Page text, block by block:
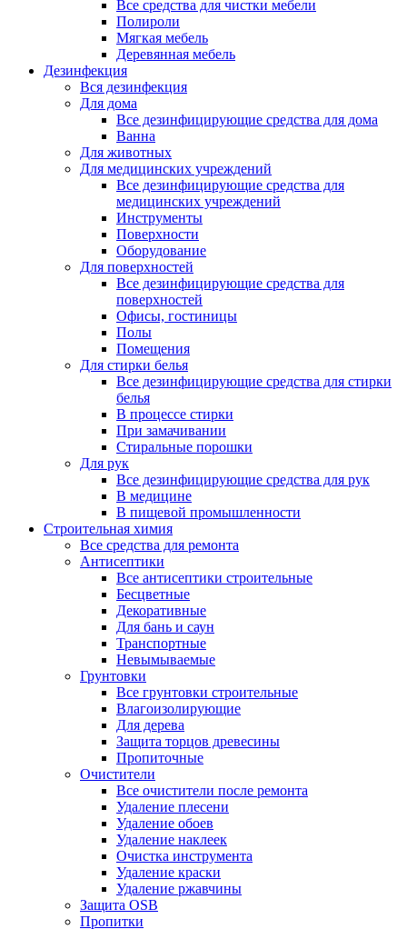
Все средства для чистки мебели
Полироли
Мягкая мебель
Деревянная мебель
Дезинфекция
Вся дезинфекция
Для дома
Все дезинфицирующие средства для дома
Ванна
Для животных
Для медицинских учреждений
Все дезинфицирующие средства для
медицинских учреждений
Инструменты
Поверхности
Оборудование
Для поверхностей
Все дезинфицирующие средства для
поверхностей
Офисы, гостиницы
Полы
Помещения
Для стирки белья
Все дезинфицирующие средства для стирки
белья
В процессе стирки
При замачивании
Стиральные порошки
Для рук
Все дезинфицирующие средства для рук
В медицине
В пищевой промышленности
Строительная химия
Все средства для ремонта
Антисептики
Все антисептики строительные
Бесцветные
Декоративные
Для бань и саун
Транспортные
Невымываемые
Грунтовки
Все грунтовки строительные
Влагоизолирующие
Для дерева
Защита торцов древесины
Пропиточные
Очистители
Все очистители после ремонта
Удаление плесени
Удаление обоев
Удаление наклеек
Очистка инструмента
Удаление краски
Удаление ржавчины
Защита OSB
Пропитки